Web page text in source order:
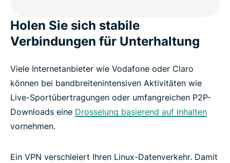
Holen Sie sich stabile
Verbindungen für Unterhaltung
Viele Internetanbieter wie Vodafone oder Claro
können bei bandbreitenintensiven Aktivitäten wie
Live-Sportübertragungen oder umfangreichen P2P-
Downloads eine Drosselung basierend auf Inhalten
vornehmen.
Ein VPN verschleiert Ihren Linux-Datenverkehr. Damit